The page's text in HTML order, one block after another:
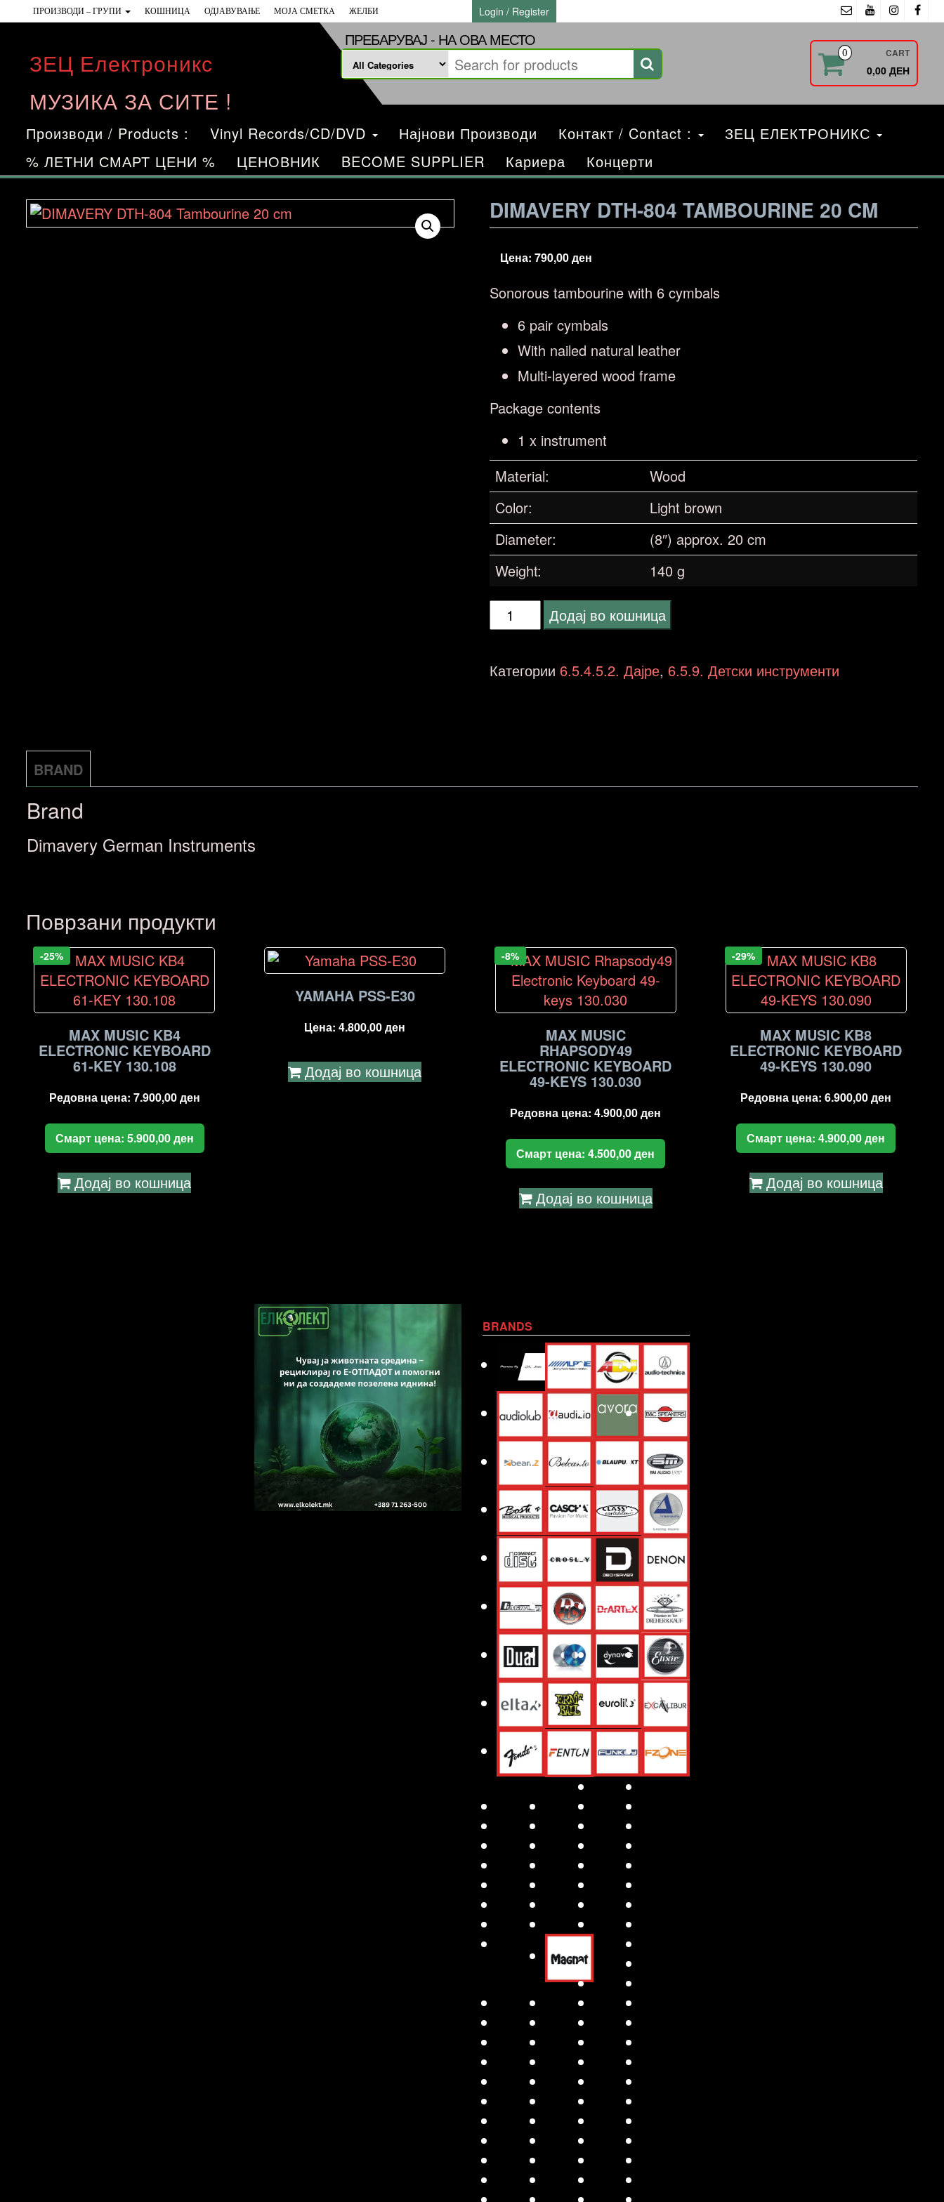
to
content
ПРОИЗВОДИ – ГРУПИ КОШНИЦА ОДЈАВУВАЊЕ МОЈА СМЕТКА ЖЕЛБИ Login / Register
ЗЕЦ Електроникс
МУЗИКА ЗА СИТЕ !
ПРЕБАРУВАЈ - НА ОВА МЕСТО
0 CART
0,00 ДЕН
Производи / Products : Vinyl Records/CD/DVD Најнови Производи Контакт / Contact :
ЗЕЦ ЕЛЕКТРОНИКС
% ЛЕТНИ СМАРТ ЦЕНИ %
ЦЕНОВНИК BECOME SUPPLIER Кариера Концерти
DIMAVERY DTH-804 TAMBOURINE 20 CM
Цена:790,00ден
Sonorous tambourine with 6 cymbals
6 pair cymbals
With nailed natural leather
Multi-layered wood frame
Package contents
1 x instrument
Material:
Wood
Color:
Light brown
Diameter:
(8″) approx. 20 cm
Weight:
140 g
DIMAVERY
804
Додај во кошница
Категории6.5.4.5.2. Дајре,6.5.9. Детски инструменти
BRAND
Brand
Dimavery German Instruments
Поврзани продукти
-25%
MAX MUSIC KB4
ELECTRONIC KEYBOARD
61-KEY 130.108
Редовна цена: 7.900,00ден
Смарт цена: 5.900,00ден
Додај во кошница
YAMAHA PSS-E30
Цена:4.800,00ден
Додај во кошница
-8%
MAX MUSIC
RHAPSODY49
ELECTRONIC KEYBOARD
49-KEYS 130.030
Редовна цена:4.900,00ден
Смарт цена:4.500,00ден
Додај во кошница
-29%
MAX MUSIC KB8
ELECTRONIC KEYBOARD
49-KEYS 130.090
Редовна цена:6.900,00ден
Смарт цена:4.900,00ден
Додај во кошница
BRANDS